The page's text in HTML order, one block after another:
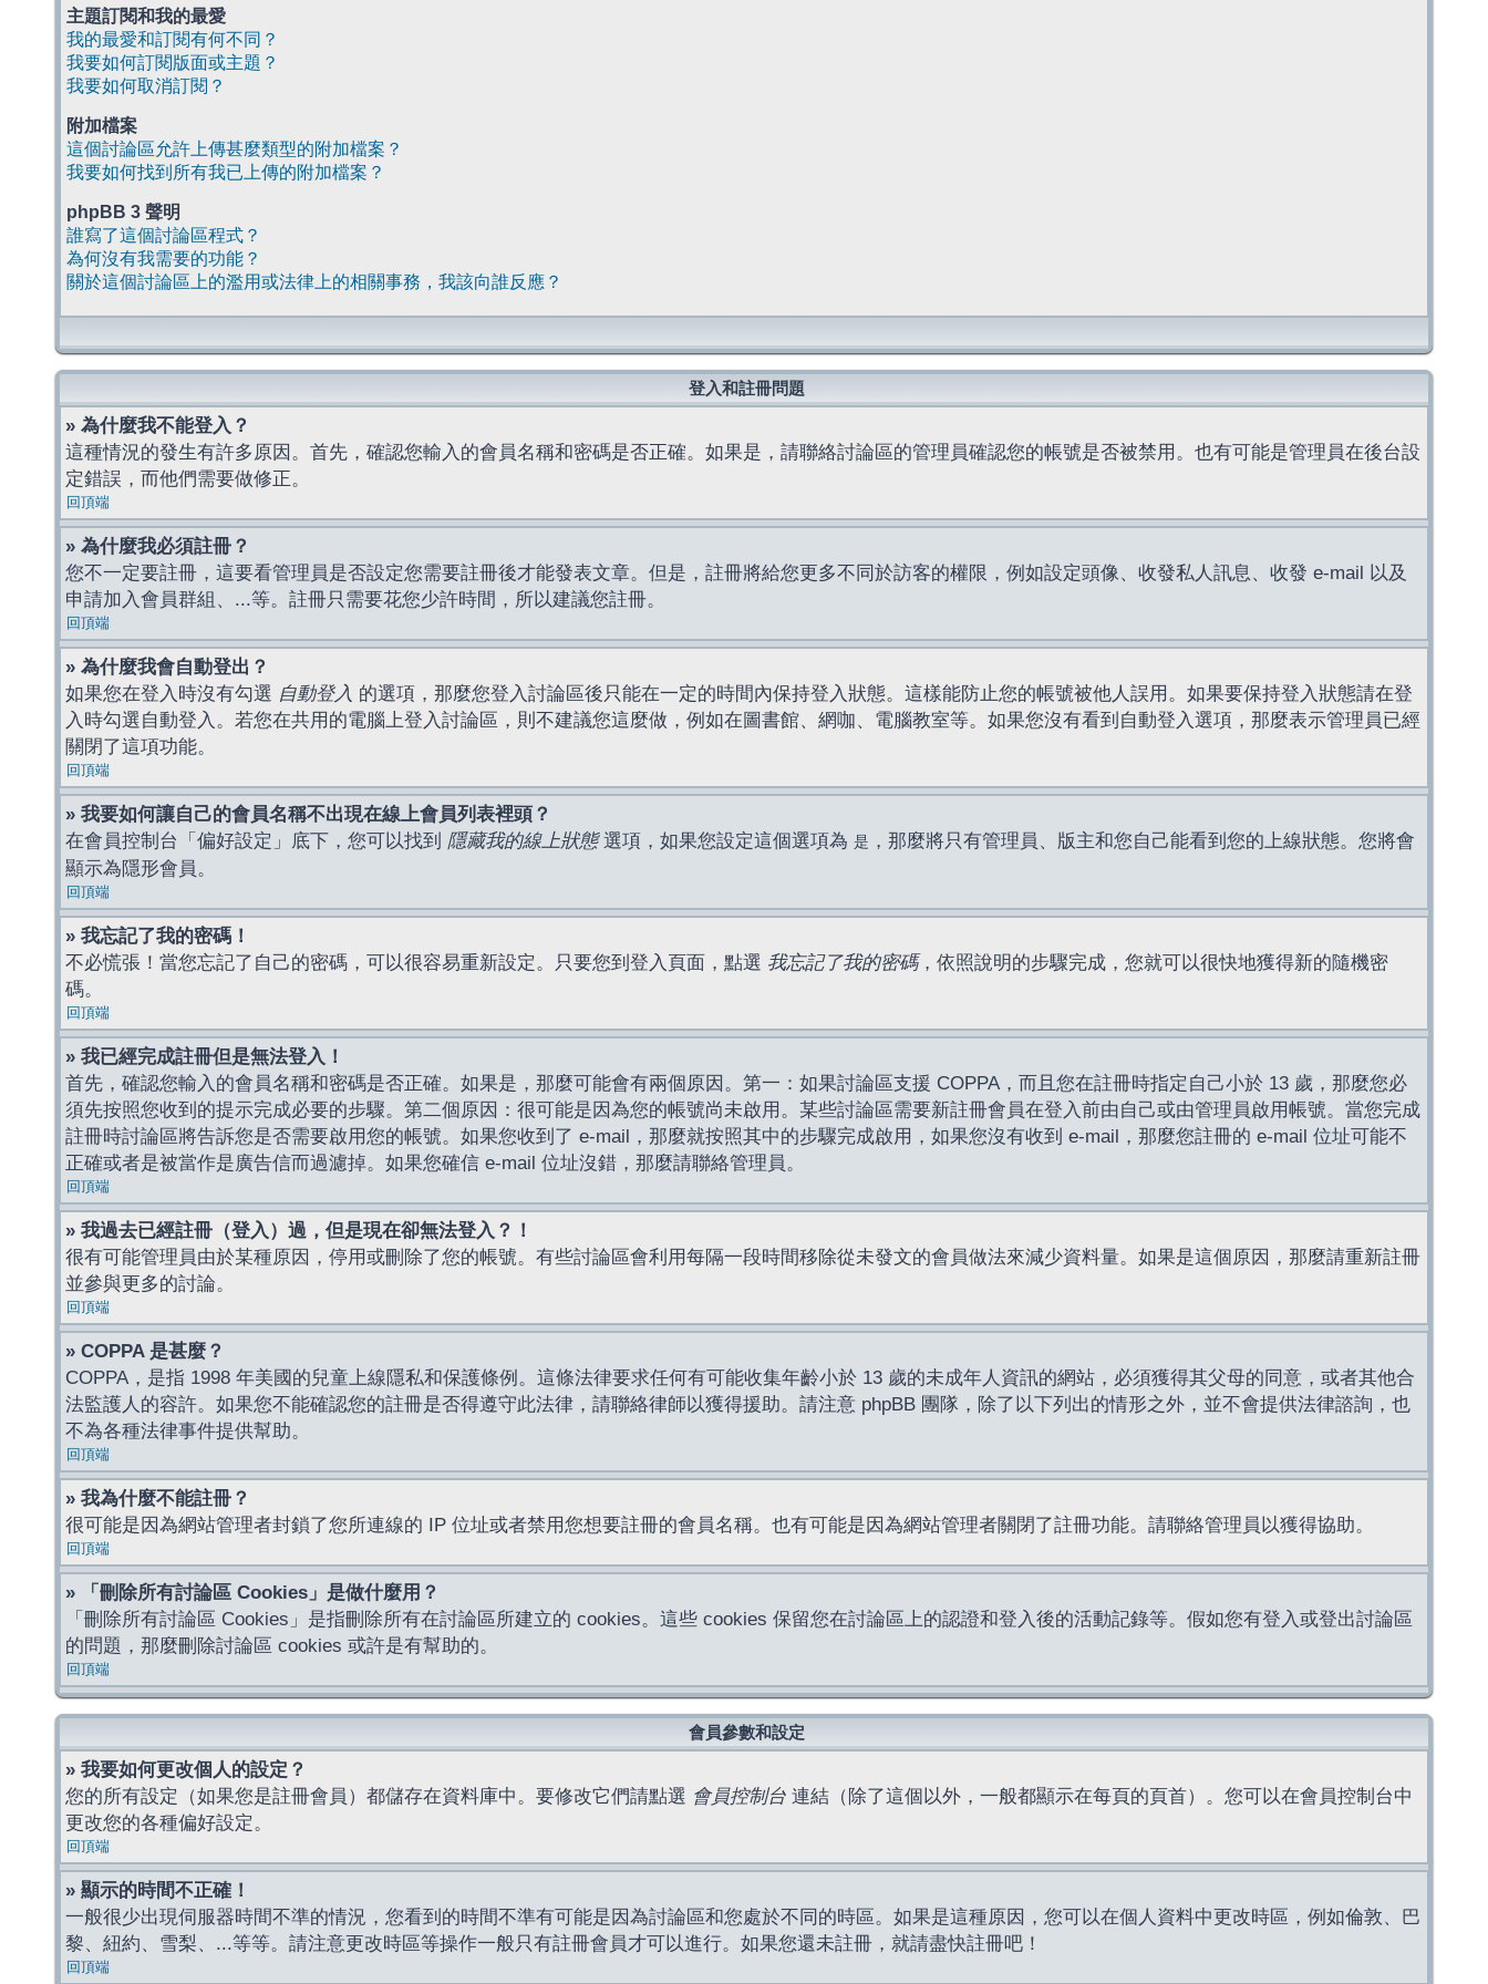
主題訂閱和我的最愛
我的最愛和訂閱有何不同？
我要如何訂閱版面或主題？
我要如何取消訂閱？
附加檔案
這個討論區允許上傳甚麼類型的附加檔案？
我要如何找到所有我已上傳的附加檔案？
phpBB 3 聲明
誰寫了這個討論區程式？
為何沒有我需要的功能？
關於這個討論區上的濫用或法律上的相關事務，我該向誰反應？
登入和註冊問題
» 為什麼我不能登入？
這種情況的發生有許多原因。首先，確認您輸入的會員名稱和密碼是否正確。如果是，請聯絡討論區的管理員確認您的帳號是否被禁用。也有可能是管理員在後台設
定錯誤，而他們需要做修正。
回頂端
» 為什麼我必須註冊？
您不一定要註冊，這要看管理員是否設定您需要註冊後才能發表文章。但是，註冊將給您更多不同於訪客的權限，例如設定頭像、收發私人訊息、收發 e-mail 以及
申請加入會員群組、...等。註冊只需要花您少許時間，所以建議您註冊。
回頂端
» 為什麼我會自動登出？
如果您在登入時沒有勾選 自動登入 的選項，那麼您登入討論區後只能在一定的時間內保持登入狀態。這樣能防止您的帳號被他人誤用。如果要保持登入狀態請在登
入時勾選自動登入。若您在共用的電腦上登入討論區，則不建議您這麼做，例如在圖書館、網咖、電腦教室等。如果您沒有看到自動登入選項，那麼表示管理員已經
關閉了這項功能。
回頂端
» 我要如何讓自己的會員名稱不出現在線上會員列表裡頭？
在會員控制台「偏好設定」底下，您可以找到 隱藏我的線上狀態選項，如果您設定這個選項為 是 ，那麼將只有管理員、版主和您自己能看到您的上線狀態。您將會
顯示為隱形會員。
回頂端
» 我忘記了我的密碼！
不必慌張！當您忘記了自己的密碼，可以很容易重新設定。只要您到登入頁面，點選 我忘記了我的密碼，依照說明的步驟完成，您就可以很快地獲得新的隨機密
碼。
回頂端
» 我已經完成註冊但是無法登入！
首先，確認您輸入的會員名稱和密碼是否正確。如果是，那麼可能會有兩個原因。第一：如果討論區支援 COPPA，而且您在註冊時指定自己小於 13 歲，那麼您必
須先按照您收到的提示完成必要的步驟。第二個原因：很可能是因為您的帳號尚未啟用。某些討論區需要新註冊會員在登入前由自己或由管理員啟用帳號。當您完成
註冊時討論區將告訴您是否需要啟用您的帳號。如果您收到了 e-mail，那麼就按照其中的步驟完成啟用，如果您沒有收到 e-mail，那麼您註冊的 e-mail 位址可能不
正確或者是被當作是廣告信而過濾掉。如果您確信 e-mail 位址沒錯，那麼請聯絡管理員。
回頂端
» 我過去已經註冊（登入）過，但是現在卻無法登入？！
很有可能管理員由於某種原因，停用或刪除了您的帳號。有些討論區會利用每隔一段時間移除從未發文的會員做法來減少資料量。如果是這個原因，那麼請重新註冊
並參與更多的討論。
回頂端
» COPPA 是甚麼？
COPPA，是指 1998 年美國的兒童上線隱私和保護條例。這條法律要求任何有可能收集年齡小於 13 歲的未成年人資訊的網站，必須獲得其父母的同意，或者其他合
法監護人的容許。如果您不能確認您的註冊是否得遵守此法律，請聯絡律師以獲得援助。請注意 phpBB 團隊，除了以下列出的情形之外，並不會提供法律諮詢，也
不為各種法律事件提供幫助。
回頂端
» 我為什麼不能註冊？
很可能是因為網站管理者封鎖了您所連線的 IP 位址或者禁用您想要註冊的會員名稱。也有可能是因為網站管理者關閉了註冊功能。請聯絡管理員以獲得協助。
回頂端
» 「刪除所有討論區 Cookies」是做什麼用？
「刪除所有討論區 Cookies」是指刪除所有在討論區所建立的 cookies。這些 cookies 保留您在討論區上的認證和登入後的活動記錄等。假如您有登入或登出討論區
的問題，那麼刪除討論區 cookies 或許是有幫助的。
回頂端
會員參數和設定
» 我要如何更改個人的設定？
您的所有設定（如果您是註冊會員）都儲存在資料庫中。要修改它們請點選 會員控制台 連結（除了這個以外，一般都顯示在每頁的頁首）。您可以在會員控制台中
更改您的各種偏好設定。
回頂端
» 顯示的時間不正確！
一般很少出現伺服器時間不準的情況，您看到的時間不準有可能是因為討論區和您處於不同的時區。如果是這種原因，您可以在個人資料中更改時區，例如倫敦、巴
黎、紐約、雪梨、...等等。請注意更改時區等操作一般只有註冊會員才可以進行。如果您還未註冊，就請盡快註冊吧！
回頂端